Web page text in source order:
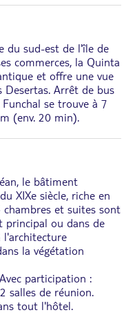
du sud-est de l'île de
commerces, la Quinta
et offre une vue
Arrêt de bus
se trouve à 7
(env. 20 min).
le bâtiment
XIXe siècle, riche en
et suites sont
principal ou dans de
l'architecture
la végétation
participation :
salles de réunion.
tout l'hôtel.